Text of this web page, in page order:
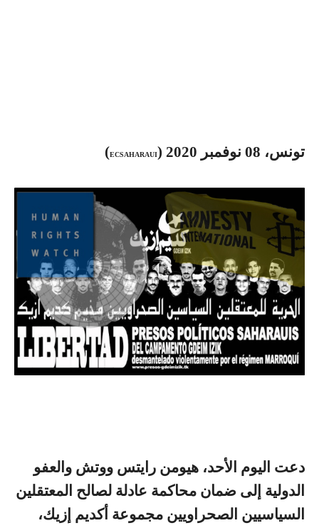
تونس، 08 نوفمبر 2020 ( ECSAHARAUI
)
دعت اليوم الأحد، هيومن رايتس ووتش والعفو
الدولية إلى ضمان محاكمة عادلة لصالح المعتقلين
السياسيين الصحراويين مجموعة أكديم إزيك،